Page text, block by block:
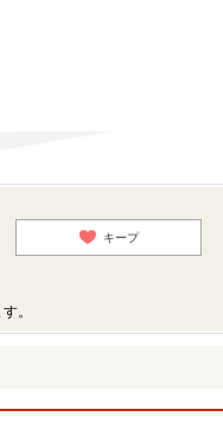
キープ
。